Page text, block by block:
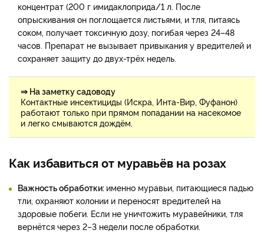
концентрат (200 г имидаклоприда/1 л. После
опрыскивания он поглощается листьями, и тля, питаясь
соком, получает токсичную дозу, погибая через 24–48
часов. Препарат не вызывает привыкания у вредителей и
сохраняет защиту до двух-трёх недель.
⇒ На заметку садоводу
Контактные инсектициды (Искра, Инта-Вир, Фуфанон)
работают только при прямом попадании на насекомое
и легко смываются дождём.
Как избавиться от муравьёв на розах
Важность обработки: именно муравьи, питающиеся падью
тли, охраняют колонии и переносят вредителей на
здоровые побеги. Если не уничтожить муравейники, тля
вернётся через 2–3 недели после обработки.